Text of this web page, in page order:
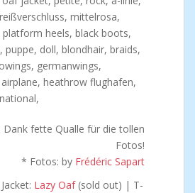
Dank fette Qualle für die tollen
Fotos!
* Fotos: by Frédéric Sapart
Jacket: Lazy Oaf (sold out) | T-